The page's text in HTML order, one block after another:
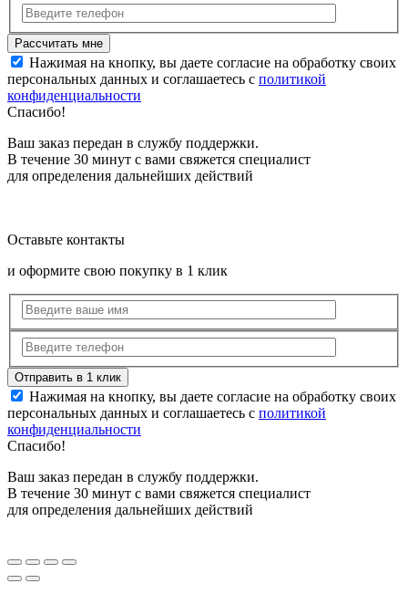
Нажимая на кнопку, вы даете согласие на обработку своих
персональных данных и соглашаетесь с политикой
конфиденциальности
Спасибо!
Ваш заказ передан в службу поддержки.
В течение 30 минут с вами свяжется специалист
для определения дальнейших действий
Оставьте контакты
и оформите свою покупку в 1 клик
Нажимая на кнопку, вы даете согласие на обработку своих
персональных данных и соглашаетесь с политикой
конфиденциальности
Спасибо!
Ваш заказ передан в службу поддержки.
В течение 30 минут с вами свяжется специалист
для определения дальнейших действий